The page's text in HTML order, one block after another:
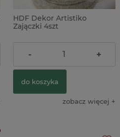
HDF Dekor Artistiko
Zajączki 4szt
4,00 zł
- +
do koszyka
zobacz więcej